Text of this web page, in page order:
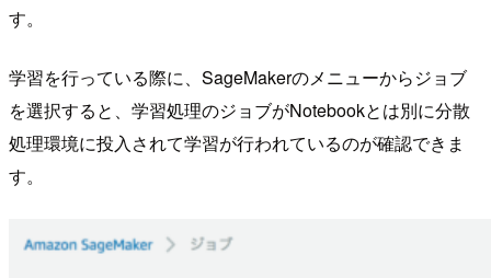
す。
学習を行っている際に、SageMakerのメニューからジョブ
を選択すると、学習処理のジョブがNotebookとは別に分散
処理環境に投入されて学習が行われているのが確認できま
す。